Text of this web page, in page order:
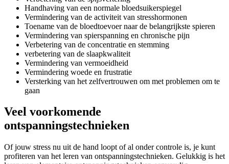
Handhaving van een normale bloedsuikerspiegel
Vermindering van de activiteit van stresshormonen
Toename van de bloedtoevoer naar de belangrijkste spieren
Vermindering van spierspanning en chronische pijn
Verbetering van de concentratie en stemming
verbetering van de slaapkwaliteit
Vermindering van vermoeidheid
Vermindering woede en frustratie
Versterking van het zelfvertrouwen om met problemen om te
gaan
Veel voorkomende
ontspanningstechnieken
Of jouw stress nu uit de hand loopt of al onder controle is, je kunt
profiteren van het leren van ontspanningstechnieken. Gelukkig is het